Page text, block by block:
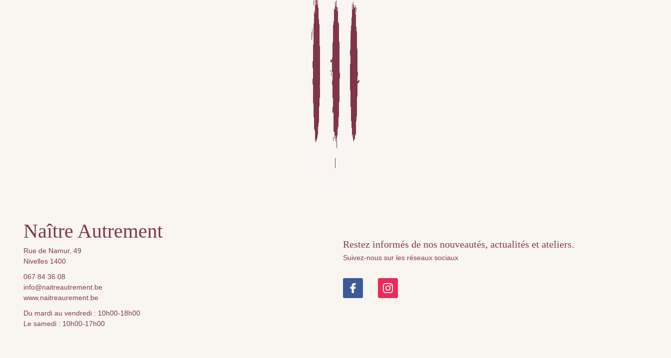
Naître Autrement
Rue de Namur, 49
Nivelles 1400
067 84 36 08
info@naitreautrement.be
www.naitreaurement.be
Du mardi au vendredi : 10h00-18h00
Le samedi : 10h00-17h00
Restez informés de nos nouveautés, actualités et ateliers.
Suivez-nous sur les réseaux sociaux